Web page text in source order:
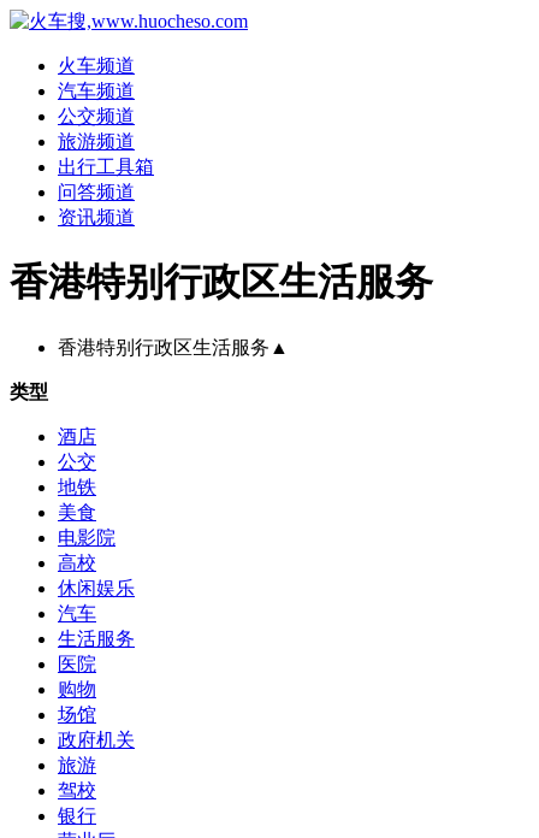
火车频道
汽车频道
公交频道
旅游频道
出行工具箱
问答频道
资讯频道
香港特别行政区生活服务
香港特别行政区生活服务 ▲
类型
酒店
公交
地铁
美食
电影院
高校
休闲娱乐
汽车
生活服务
医院
购物
场馆
政府机关
旅游
驾校
银行